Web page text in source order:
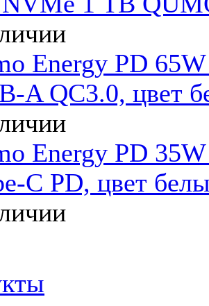
Energy PD
A QC3.0, цвет
Energy PD
C PD, цвет